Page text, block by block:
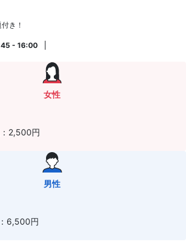
き！
- 16:00
女性
2,500円
男性
6,500円